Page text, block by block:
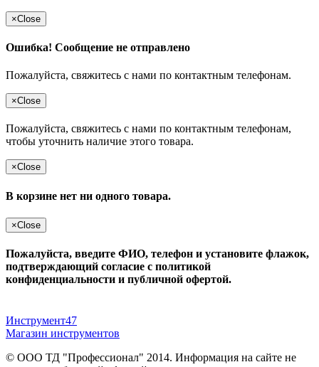
×Close
Ошибка! Сообщение не отправлено
Пожалуйста, свяжитесь с нами по контактным телефонам.
×Close
Пожалуйста, свяжитесь с нами по контактным телефонам,
чтобы уточнить наличие этого товара.
×Close
В корзине нет ни одного товара.
×Close
Пожалуйста, введите ФИО, телефон и установите флажок,
подтверждающий согласие с политикой
конфиденциальности и публичной офертой.
Инструмент47
Магазин инструментов
© ООО ТД "Профессионал" 2014. Информация на сайте не